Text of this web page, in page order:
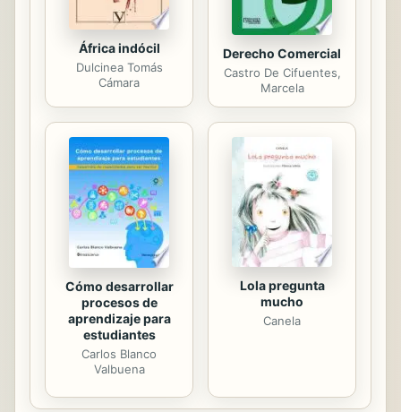
África indócil
Dulcinea Tomás
Cámara
Derecho Comercial
Castro De Cifuentes,
Marcela
Cómo desarrollar
procesos de
aprendizaje para
estudiantes
Carlos Blanco
Valbuena
Lola pregunta
mucho
Canela